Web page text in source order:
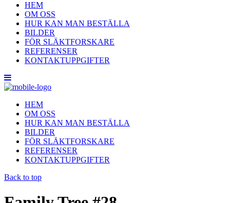
HEM
OM OSS
HUR KAN MAN BESTÄLLA
BILDER
FÖR SLÄKTFORSKARE
REFERENSER
KONTAKTUPPGIFTER
HEM
OM OSS
HUR KAN MAN BESTÄLLA
BILDER
FÖR SLÄKTFORSKARE
REFERENSER
KONTAKTUPPGIFTER
Back to top